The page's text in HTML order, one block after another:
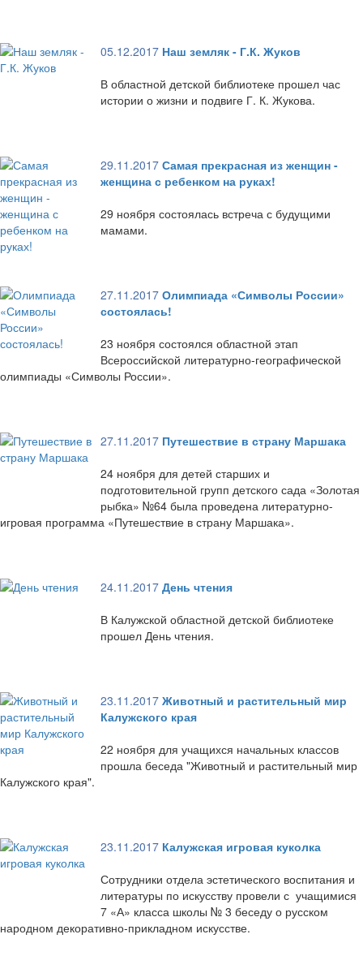
05.12.2017 Наш земляк - Г.К. Жуков
В областной детской библиотеке прошел час
истории о жизни и подвиге Г. К. Жукова.
29.11.2017 Самая прекрасная из женщин -
женщина с ребенком на руках!
29 ноября состоялась встреча с будущими
мамами.
27.11.2017 Олимпиада «Символы России»
состоялась!
23 ноября состоялся областной этап
Всероссийской литературно-географической
олимпиады «Символы России».
27.11.2017 Путешествие в страну Маршака
24 ноября для детей старших и
подготовительной групп детского сада «Золотая
рыбка» №64 была проведена литературно-
игровая программа «Путешествие в страну Маршака».
24.11.2017 День чтения
В Калужской областной детской библиотеке
прошел День чтения.
23.11.2017 Животный и растительный мир
Калужского края
22 ноября для учащихся начальных классов
прошла беседа "Животный и растительный мир
Калужского края".
23.11.2017 Калужская игровая куколка
Сотрудники отдела эстетического воспитания и
литературы по искусству провели с учащимися
7 «А» класса школы № 3 беседу о русском
народном декоративно-прикладном искусстве.